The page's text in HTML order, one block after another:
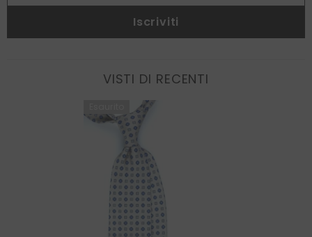
Iscriviti
VISTI DI RECENTI